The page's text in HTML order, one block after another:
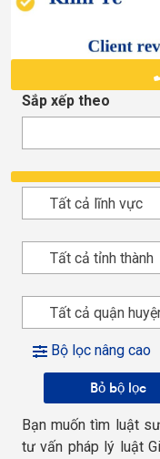
Sắp xếp theo
Tất cả lĩnh vực
Tất cả tỉnh thành
Tất cả quận
Bộ lọc nâng cao
Bỏ bộ lọc
Bạn muốn tìm luật
tư vấn pháp lý luật